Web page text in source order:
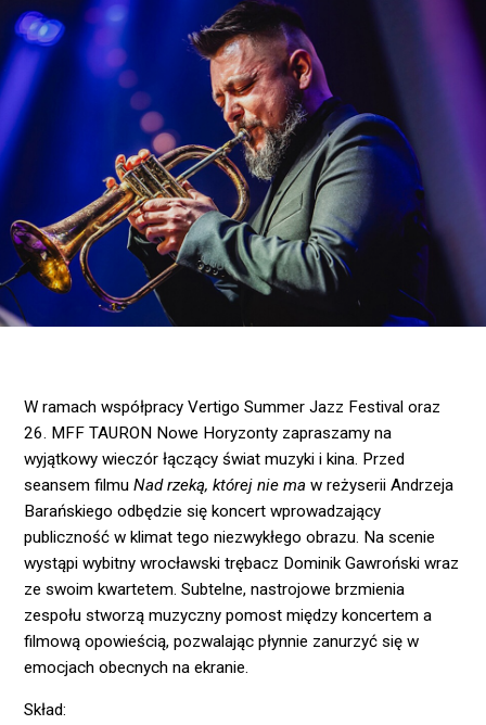
W ramach współpracy Vertigo Summer Jazz Festival oraz
26. MFF TAURON Nowe Horyzonty zapraszamy na
wyjątkowy wieczór łączący świat muzyki i kina. Przed
seansem filmuNad rzeką, której nie ma w reżyserii Andrzeja
Barańskiego odbędzie się koncert wprowadzający
publiczność w klimat tego niezwykłego obrazu. Na scenie
wystąpi wybitny wrocławski trębacz Dominik Gawroński wraz
ze swoim kwartetem. Subtelne, nastrojowe brzmienia
zespołu stworzą muzyczny pomost między koncertem a
filmową opowieścią, pozwalając płynnie zanurzyć się w
emocjach obecnych na ekranie.
Skład: